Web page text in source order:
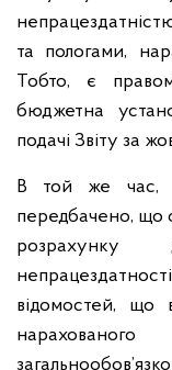
та пологами,
Тобто, є
бюджетна
подачі Звіту за
В той же час,
передбачено, що
розрахунку
відомостей, що